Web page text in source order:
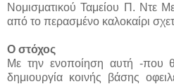
Νομισματικού Ταμείου Π. Ντε
από το περασμένο καλοκαίρι
Ο στόχος
Με την ενοποίηση αυτή -που
δημιουργία κοινής βάσης